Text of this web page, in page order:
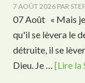
7 AOÛT 2026 PAR
07 Août « Mais
qu'il se lèvera le
détruite, il se
Dieu. Je …[Lire la